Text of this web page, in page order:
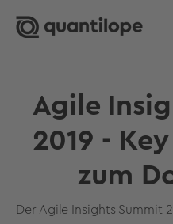
Agile
2019 -
zum
Der Agile Insights Summit